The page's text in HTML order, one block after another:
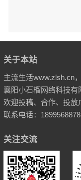
关于本站
主流生活www.zlsh.cn
襄阳小石榴网络科技有
欢迎投稿、合作、投放
联系电话：
关注交流